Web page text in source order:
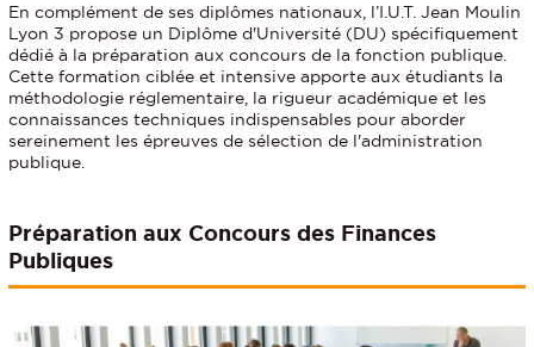
En complément de ses diplômes nationaux, l’I.U.T. Jean Moulin
Lyon 3 propose un Diplôme d'Université (DU) spécifiquement
dédié à la préparation aux concours de la fonction publique.
Cette formation ciblée et intensive apporte aux étudiants la
méthodologie réglementaire, la rigueur académique et les
connaissances techniques indispensables pour aborder
sereinement les épreuves de sélection de l'administration
publique.
Préparation aux Concours des Finances
Publiques